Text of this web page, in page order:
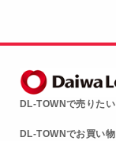
DL-TOWNで売りたい
DL-TOWNでお買い物